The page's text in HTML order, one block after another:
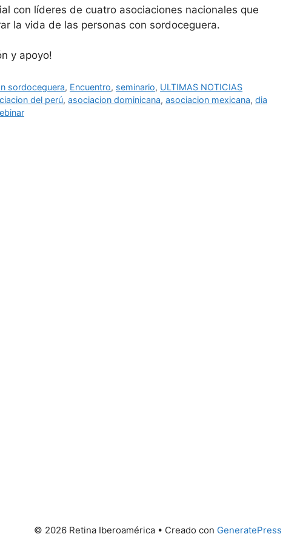
con líderes de cuatro asociaciones nacionales que
la vida de las personas con sordoceguera.
y apoyo!
sordoceguera, Encuentro, seminario, ULTIMAS NOTICIAS
del perú,asociacion dominicana,asociacion mexicana,dia
© 2026 Retina Iberoamérica• Creado con GeneratePress